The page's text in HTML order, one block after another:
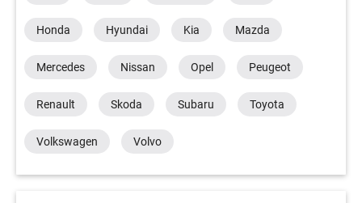
Honda Hyundai Kia Mazda
Mercedes Nissan Opel Peugeot
Renault Skoda Subaru Toyota
Volkswagen Volvo